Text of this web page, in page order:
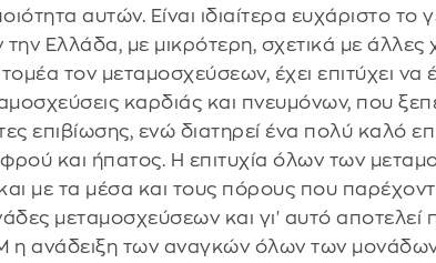
αυτών. Είναι ιδιαίτερα ευχάριστο το
Ελλάδα, με μικρότερη, σχετικά με άλλες
τον μεταμοσχεύσεων, έχει επιτύχει να
καρδιάς και πνευμόνων, που
επιβίωσης, ενώ διατηρεί ένα πολύ καλό
και ήπατος. Η επιτυχία όλων των
με τα μέσα και τους πόρους που
μεταμοσχεύσεων και γι' αυτό αποτελεί
η ανάδειξη των αναγκών όλων των μονάδων